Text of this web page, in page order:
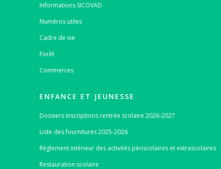
Informations SICOVAD
Numéros utiles
Cadre de vie
Forêt
Commerces
ENFANCE ET JEUNESSE
Dossiers inscriptions rentrée scolaire 2026-2027
Liste des fournitures 2025-2026
Règlement intérieur des activités périscolaires et extrascolaires
Restauration scolaire